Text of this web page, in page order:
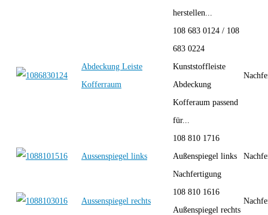
herstellen...
Abdeckung Leiste
Kofferraum
108 683 0124 / 108
683 0224
Kunststoffleiste
Abdeckung
Kofferaum passend
für...
Aussenspiegel links
108 810 1716
Außenspiegel links
Nachfertigung
Aussenspiegel rechts
108 810 1616
Außenspiegel rechts